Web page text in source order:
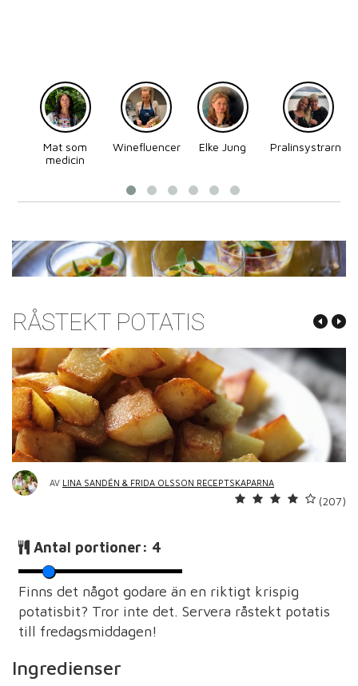
Mat som
medicin
Winefluencer Elke Jung
Pralinsystrarna
RÅSTEKT POTATIS
AV LINA SANDÉN & FRIDA OLSSON RECEPTSKAPARNA
(207)
Antal portioner: 4
Finns det något godare än en riktigt krispig
potatisbit? Tror inte det. Servera råstekt potatis
till fredagsmiddagen!
Ingredienser